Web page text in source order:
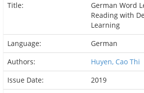
Title:
German Word
Reading with
Learning
Language:
German
Authors:
Huyen, Cao Thi
Issue Date:
2019